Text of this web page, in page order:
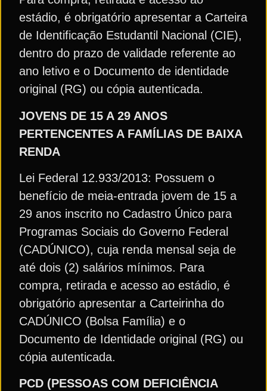
estádio, é obrigatório apresentar a Carteira
de Identificação Estudantil Nacional (CIE),
dentro do prazo de validade referente ao
ano letivo e o Documento de identidade
original (RG) ou cópia autenticada.
JOVENS DE 15 A 29 ANOS
PERTENCENTES A FAMÍLIAS DE BAIXA
RENDA
Lei Federal 12.933/2013: Possuem o
benefício de meia-entrada jovem de 15 a
29 anos inscrito no Cadastro Único para
Programas Sociais do Governo Federal
(CADÚNICO), cuja renda mensal seja de
até dois (2) salários mínimos. Para
compra, retirada e acesso ao estádio, é
obrigatório apresentar a Carteirinha do
CADÚNICO (Bolsa Família) e o
Documento de Identidade original (RG) ou
cópia autenticada.
PCD (PESSOAS COM DEFICIÊNCIA